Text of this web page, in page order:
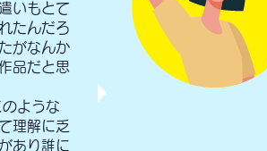
いもとて
たんだろ
がなんか
品だと思
ような
理解に乏
あり誰に